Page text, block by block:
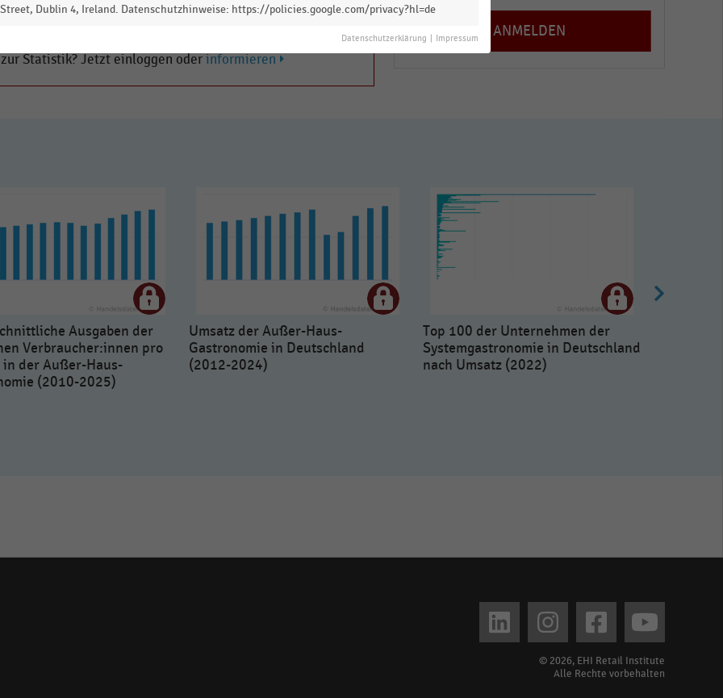
Statistik? Jetzt einloggen oder informieren
Ausgaben der
Verbraucher:innen pro
in der Außer-Haus-
(2010-2025)
Umsatz der Außer-Haus-
Gastronomie in Deutschland
(2012-2024)
Top 100 der Unternehmen der
Systemgastronomie in Deutschland
nach Umsatz (2022)
© 2026, EHI Retail Institute
Alle Rechte vorbehalten
Street, Dublin 4, Ireland. Datenschutzhinweise: https://policies.google.com/privacy?hl=de
Datenschutzerklärung Impressum